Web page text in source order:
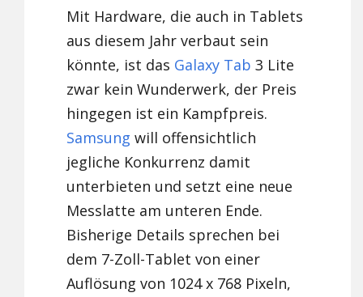
Mit Hardware, die auch in Tablets
aus diesem Jahr verbaut sein
könnte, ist das Galaxy Tab 3 Lite
zwar kein Wunderwerk, der Preis
hingegen ist ein Kampfpreis.
Samsung will offensichtlich
jegliche Konkurrenz damit
unterbieten und setzt eine neue
Messlatte am unteren Ende.
Bisherige Details sprechen bei
dem 7-Zoll-Tablet von einer
Auflösung von 1024 x 768 Pixeln,